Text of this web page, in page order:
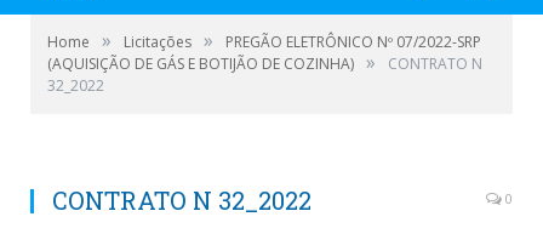
Home » Licitações »
PREGÃO ELETRÔNICO Nº 07/2022-SRP
(AQUISIÇÃO DE GÁS E BOTIJÃO DE COZINHA) »
CONTRATO N
32_2022
CONTRATO N 32_2022 0